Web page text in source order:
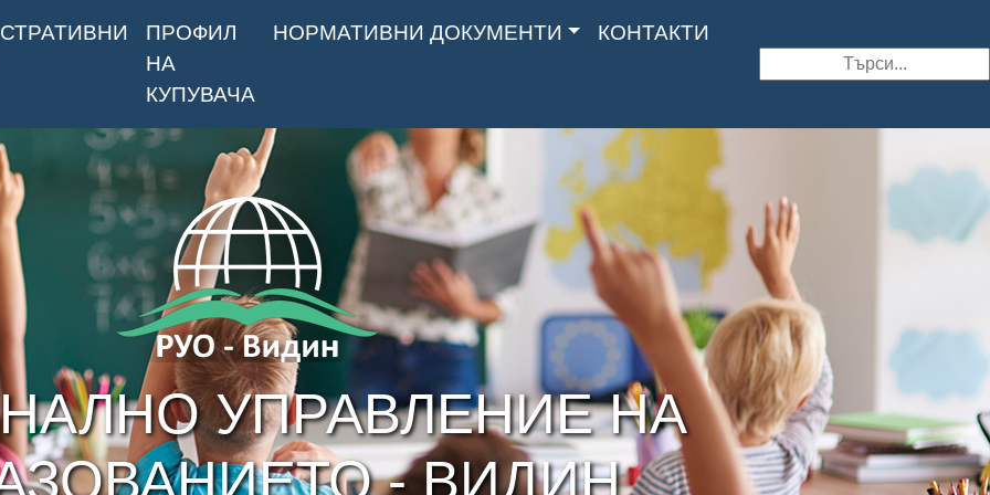
ПРОФИЛ
НА
КУПУВАЧА
НОРМАТИВНИ ДОКУМЕНТИ КОНТАКТИ
УПРАВЛЕНИЕ НА
- ВИДИН